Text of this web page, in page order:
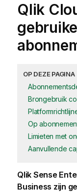
Qlik
OP DEZE PAGINA
Brongebruik
Op
Limieten met
Aanvullende
Qlik Sense
Business zijn